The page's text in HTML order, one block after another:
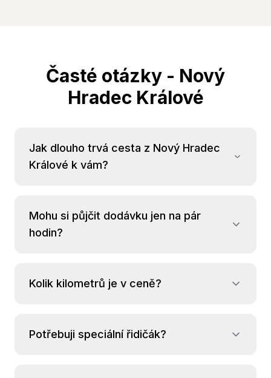
Časté otázky - Nový
Hradec Králové
Jak dlouho trvá cesta z Nový Hradec
Králové k vám?
Mohu si půjčit dodávku jen na pár
hodin?
Kolik kilometrů je v ceně?
Potřebuji speciální řidičák?